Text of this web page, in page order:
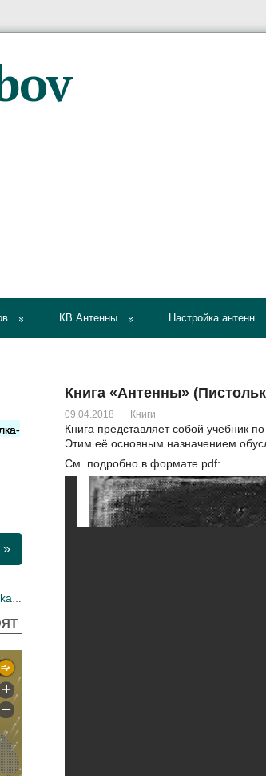
КВ Антенны Настройка антенн
Книга «Антенны»
09.04.2018 Книги
Книга представляет собой учебник
Этим её основным назначением
См. подробно в формате pdf: